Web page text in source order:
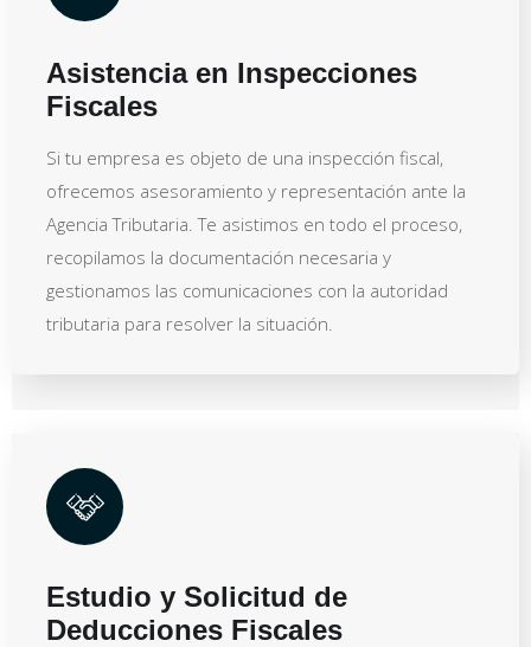
Asistencia en Inspecciones
Fiscales
Si tu empresa es objeto de una inspección fiscal,
ofrecemos asesoramiento y representación ante la
Agencia Tributaria. Te asistimos en todo el proceso,
recopilamos la documentación necesaria y
gestionamos las comunicaciones con la autoridad
tributaria para resolver la situación.
Estudio y Solicitud de
Deducciones Fiscales